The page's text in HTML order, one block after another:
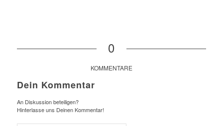
0
KOMMENTARE
Dein Kommentar
An Diskussion beteiligen?
Hinterlasse uns Deinen Kommentar!